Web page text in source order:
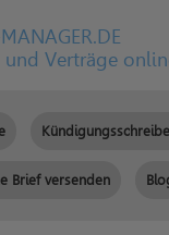
und Verträge
Brief versenden